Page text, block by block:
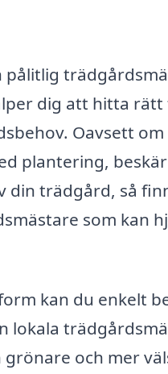
pålitlig
dig att hitta
Oavsett om
plantering,
din trädgård, så
som kan
kan du enkelt
lokala
grönare och mer